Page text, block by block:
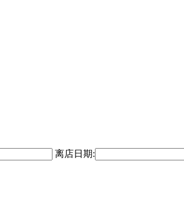
离店日期: